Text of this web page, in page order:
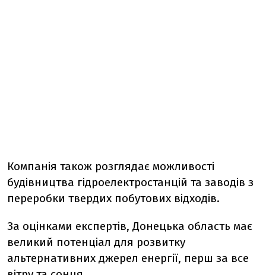
Компанія також розглядає можливості
будівництва гідроелектростанцій та заводів з
переробки твердих побутових відходів.
За оцінками експертів, Донецька область має
великий потенціал для розвитку
альтернативних джерел енергії, перш за все